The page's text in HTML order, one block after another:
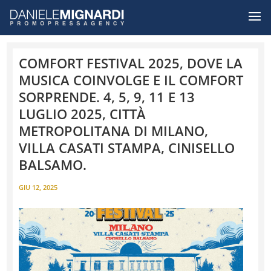
COMFORT FESTIVAL 2025, DOVE LA
MUSICA COINVOLGE E IL COMFORT
SORPRENDE. 4, 5, 9, 11 E 13
LUGLIO 2025, CITTÀ
METROPOLITANA DI MILANO,
VILLA CASATI STAMPA, CINISELLO
BALSAMO.
GIU 12, 2025